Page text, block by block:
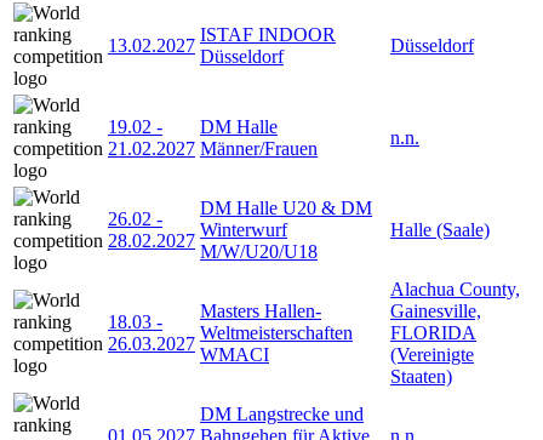
13.02.2027
ISTAF INDOOR
Düsseldorf
Düsseldorf
19.02 -
21.02.2027
DM Halle
Männer/Frauen
n.n.
26.02 -
28.02.2027
DM Halle U20 & DM
Winterwurf
M/W/U20/U18
Halle (Saale)
18.03 -
26.03.2027
Masters Hallen-
Weltmeisterschaften
WMACI
Alachua County,
Gainesville,
FLORIDA
(Vereinigte
Staaten)
DM Langstrecke und